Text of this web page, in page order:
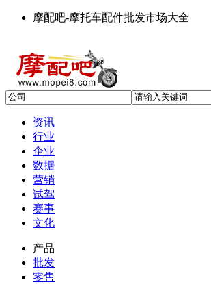
摩配吧-摩托车配件批发市场大全
资讯
行业
企业
数据
营销
试驾
赛事
文化
产品
批发
零售